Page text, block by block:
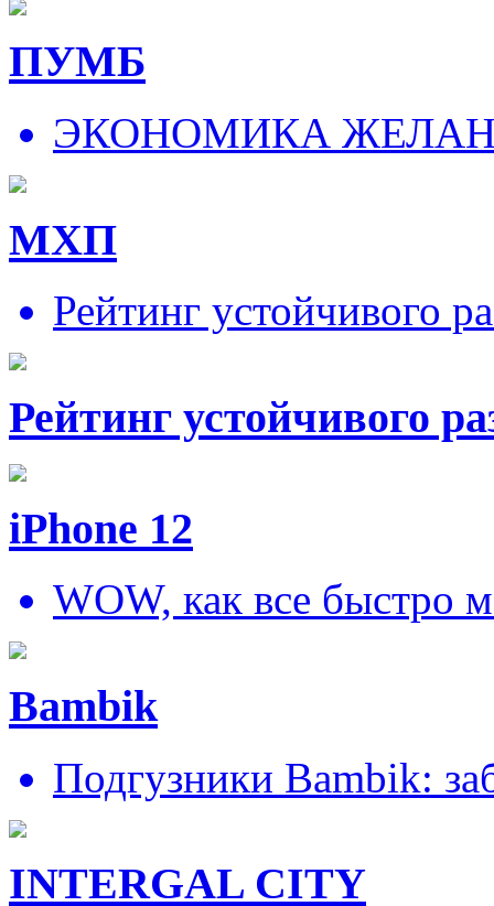
ПУМБ
ЭКОНОМИКА
МХП
Рейтинг устойчивого
Рейтинг устойчивого
iPhone 12
WOW, как все быстро
Bambik
Подгузники Bambik:
INTERGAL CITY